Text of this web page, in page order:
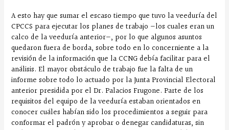
A esto hay que sumar el escaso tiempo que tuvo la veeduría del
CPCCS para ejecutar los planes de trabajo —los cuales eran un
calco de la veeduría anterior—, por lo que algunos asuntos
quedaron fuera de borda, sobre todo en lo concerniente a la
revisión de la información que la CCNG debía facilitar para el
análisis. El mayor obstáculo de trabajo fue la falta de un
informe sobre todo lo actuado por la Junta Provincial Electoral
anterior presidida por el Dr. Palacios Frugone. Parte de los
requisitos del equipo de la veeduría estaban orientados en
conocer cuáles habían sido los procedimientos a seguir para
conformar el padrón y aprobar o denegar candidaturas, sin